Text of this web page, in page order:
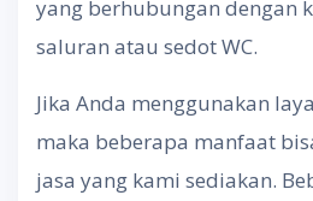
yang berhubungan dengan
saluran atau sedot WC.
Jika Anda menggunakan
maka beberapa manfaat
jasa yang kami sediakan.